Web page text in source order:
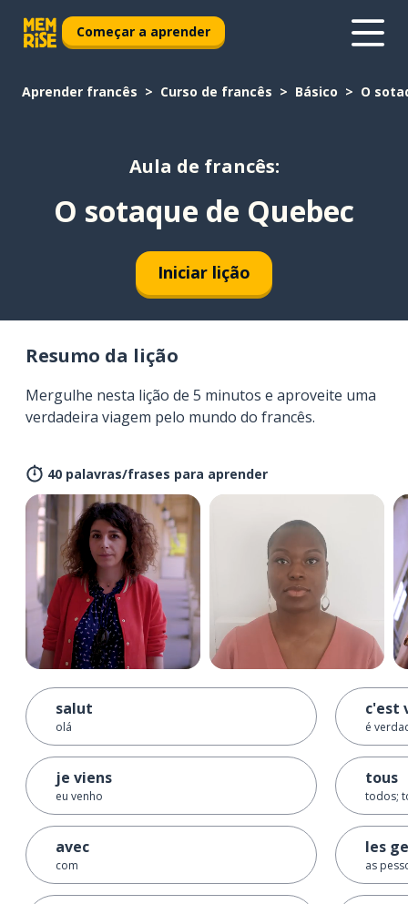
Começar a aprender
Aprender francês Curso de francês Básico O
Aula de francês:
O sotaque de Quebec
Iniciar lição
Resumo da lição
Mergulhe nesta lição de 5 minutos e aproveite uma
verdadeira viagem pelo mundo do francês.
40 palavras/frases para aprender
salut
olá
je viens
eu venho
avec
com
c'est
é
tous
todos;
les
as